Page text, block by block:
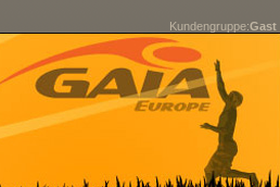
Kundengruppe:Gast